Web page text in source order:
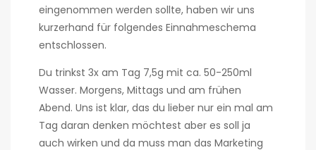
eingenommen werden sollte, haben wir uns
kurzerhand für folgendes Einnahmeschema
entschlossen.
Du trinkst 3x am Tag 7,5g mit ca. 50-250ml
Wasser. Morgens, Mittags und am frühen
Abend. Uns ist klar, das du lieber nur ein mal am
Tag daran denken möchtest aber es soll ja
auch wirken und da muss man das Marketing